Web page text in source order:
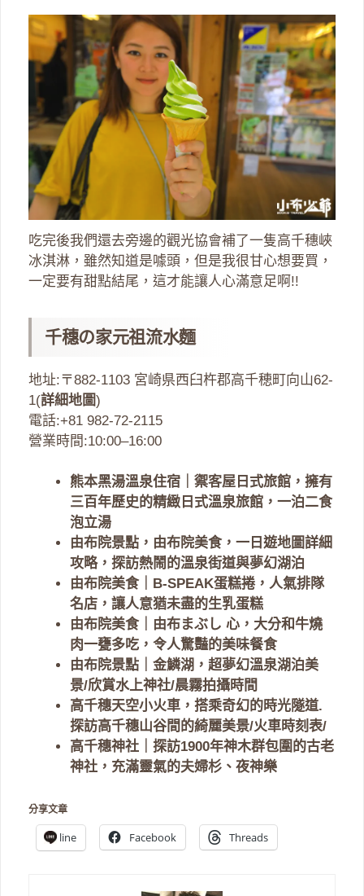
吃完後我們還去旁邊的觀光協會補了一隻高千穗峽
冰淇淋，雖然知道是噱頭，但是我很甘心想要買，
一定要有甜點結尾，這才能讓人心滿意足啊!!
千穗の家元祖流水麵
地址:〒882-1103 宮崎県西臼杵郡高千穂町向山62-
1(詳細地圖)
電話:+81 982-72-2115
營業時間:10:00–16:00
熊本黑湯溫泉住宿｜禦客屋日式旅館，擁有
三百年歷史的精緻日式溫泉旅館，一泊二食
泡立湯
由布院景點，由布院美食，一日遊地圖詳細
攻略，探訪熱鬧的溫泉街道與夢幻湖泊
由布院美食｜B-SPEAK蛋糕捲，人氣排隊
名店，讓人意猶未盡的生乳蛋糕
由布院美食｜由布まぶし 心，大分和牛燒
肉一甕多吃，令人驚豔的美味餐食
由布院景點｜金鱗湖，超夢幻溫泉湖泊美
景/欣賞水上神社/晨霧拍攝時間
高千穗天空小火車，搭乘奇幻的時光隧道.
探訪高千穗山谷間的綺麗美景/火車時刻表/
高千穗神社｜探訪1900年神木群包圍的古老
神社，充滿靈氣的夫婦杉、夜神樂
分享文章
line Facebook Threads